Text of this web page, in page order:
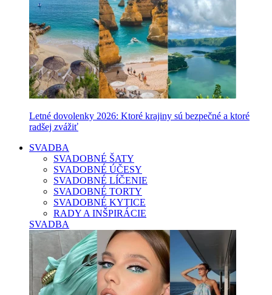
Letné dovolenky 2026: Ktoré krajiny sú bezpečné a ktoré
radšej zvážiť
SVADBA
SVADOBNÉ ŠATY
SVADOBNÉ ÚČESY
SVADOBNÉ LÍČENIE
SVADOBNÉ TORTY
SVADOBNÉ KYTICE
RADY A INŠPIRÁCIE
SVADBA